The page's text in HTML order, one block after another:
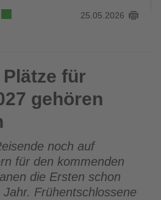
25.05.2026
2027 gehören TUI-Gästen
für
gehören
noch auf
für den kommenden
die Ersten schon
Frühentschlossene